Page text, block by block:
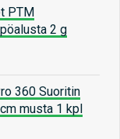
PTM
2 g
360 Suoritin
musta 1 kpl